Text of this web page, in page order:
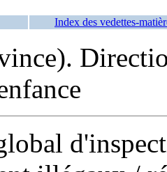
Index des vedettes-